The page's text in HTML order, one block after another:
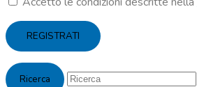
REGISTRATI